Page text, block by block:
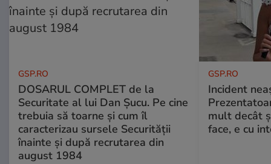
GSP.RO
DOSARUL COMPLET de la
Securitate al lui Dan Șucu. Pe cine
trebuia să toarne și cum îl
caracterizau sursele Securității
înainte și după recrutarea din
august 1984
GSP.RO
Incident
mult decât
face, e cu